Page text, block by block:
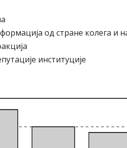
од стране колега и
институције